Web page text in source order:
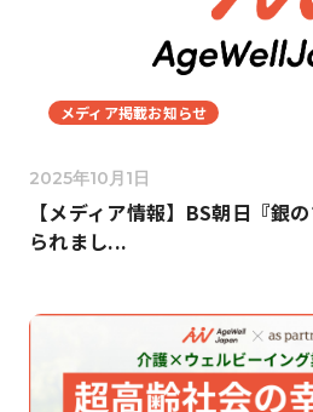
メディア掲載お知らせ
2025年10月1日
【メディア情報】BS朝日『銀
られまし...